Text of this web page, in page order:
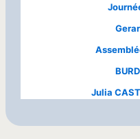
Julia